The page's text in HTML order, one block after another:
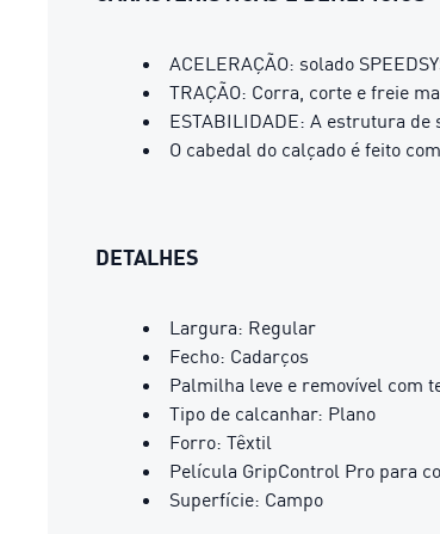
ACELERAÇÃO: solado
TRAÇÃO: Corra, corte e freie
ESTABILIDADE: A estrutura
O cabedal do calçado é feito
DETALHES
Largura: Regular
Fecho: Cadarços
Palmilha leve e removível com
Tipo de calcanhar: Plano
Forro: Têxtil
Película GripControl Pro para
Superfície: Campo